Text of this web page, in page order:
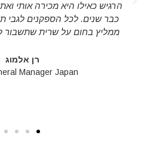
הרגיש כאילו היא מכירה אותי
כבר שנים. לכל הספקנים לגבי
ממליץ בחום על שרית שתשבור
רן אלמוג
Manager Japan